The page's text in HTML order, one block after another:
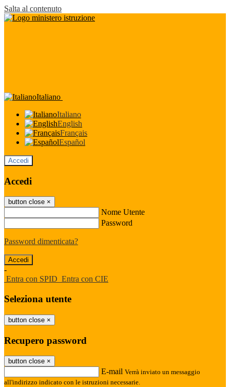
Salta al contenuto
Italiano
Italiano
English
Français
Español
Accedi
Accedi
button close ×
Nome Utente
Password
Password dimenticata?
-
Entra con SPID Entra con CIE
Seleziona utente
button close ×
Recupero password
button close ×
E-mail Verrà inviato un messaggio
all'indirizzo indicato con le istruzioni necessarie.